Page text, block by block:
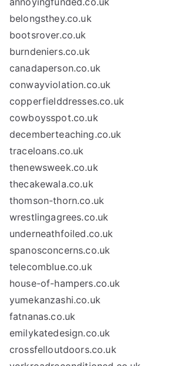
belongsthey.co.uk
bootsrover.co.uk
burndeniers.co.uk
canadaperson.co.uk
conwayviolation.co.uk
copperfielddresses.co.uk
cowboysspot.co.uk
decemberteaching.co.uk
traceloans.co.uk
thenewsweek.co.uk
thecakewala.co.uk
thomson-thorn.co.uk
wrestlingagrees.co.uk
underneathfoiled.co.uk
spanosconcerns.co.uk
telecomblue.co.uk
house-of-hampers.co.uk
yumekanzashi.co.uk
fatnanas.co.uk
emilykatedesign.co.uk
crossfelloutdoors.co.uk